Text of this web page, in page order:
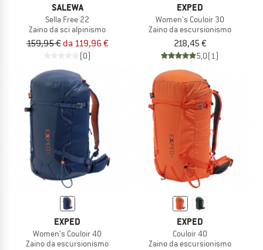
SALEWA
Sella Free 22
Zaino da sci alpinismo
159,95 € da 119,96 €
(0)
EXPED
Women's Couloir 30
Zaino da escursionismo
218,45 €
5,0(1)
EXPED
Women's Couloir 40
Zaino da escursionismo
EXPED
Couloir 40
Zaino da escursionismo